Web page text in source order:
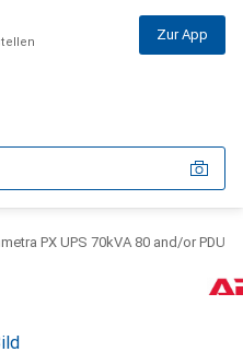
Zur App
PX UPS 70kVA 80 and/or PDU